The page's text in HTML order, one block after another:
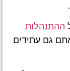
ההתנהלות
גם עתידים